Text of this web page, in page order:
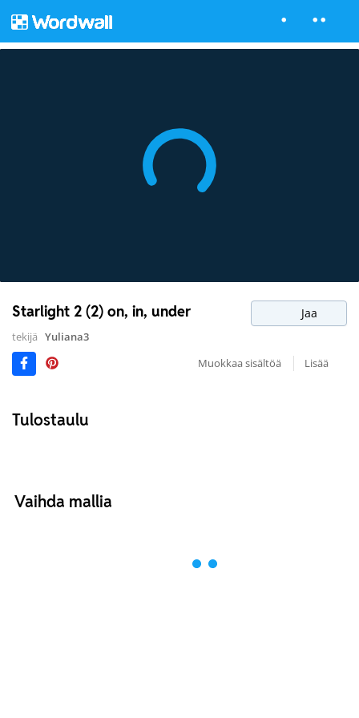
Starlight 2 (2) on, in, under Jaa
tekijä Yuliana3
Muokkaa sisältöä
Lisää
Tulostaulu
Vaihda mallia